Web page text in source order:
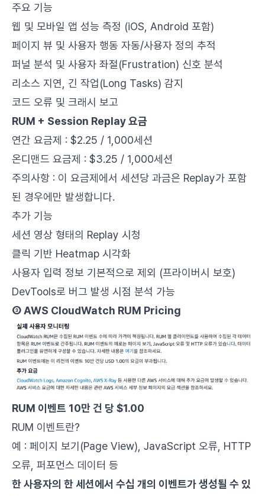
주요 기능
웹 및 모바일 앱 성능 측정 (iOS, Android 포함)
페이지 뷰 및 사용자 행동 자동/사용자 정의 추적
퍼널 분석 및 사용자 좌절(Frustration) 신호 분석
리소스 지연, 긴 작업(Long Tasks) 감지
코드 오류 및 크래시 보고
RUM + Session Replay 요금
연간 요금제 : $2.25 / 1,000세션
온디맨드 요금제 : $3.25 / 1,000세션
주의사항 : 이 요금제에서 세션당 과금은 Replay가 포함
된 경우에만 발생합니다.
추가 기능
세션 영상 형태의 Replay 시청
클릭 기반 Heatmap 시각화
사용자 입력 정보 기본적으로 제외 (프라이버시 보호)
DevTools로 버그 발생 시점 분석 가능
③ AWS CloudWatch RUM Pricing
RUM 이벤트 10만 건 당 $1.00
RUM 이벤트란?
예 : 페이지 보기(Page View), JavaScript 오류, HTTP
오류, 퍼포먼스 데이터 등
한 사용자의 한 세션에서 수십 개의 이벤트가 생성될 수 있